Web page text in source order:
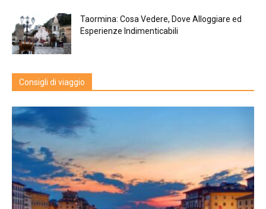
Taormina: Cosa Vedere, Dove Alloggiare ed
Esperienze Indimenticabili
Consigli di viaggio